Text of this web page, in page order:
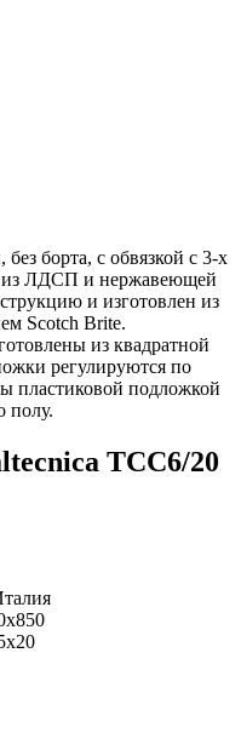
борта, с обвязкой с 3-х
из ЛДСП и нержавеющей
и изготовлен из
Scotch Brite.
из квадратной
регулируются по
пластиковой подложкой
полу.
TCC6/20